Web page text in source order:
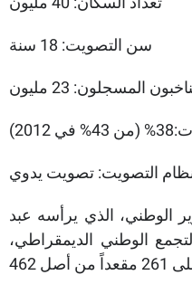
سن التصويت: 18 سنة
المسجلون: 23 مليون
التصويت: تصويت يدوي
الوطني، الذي يرأسه عبد
الوطني الديمقراطي،